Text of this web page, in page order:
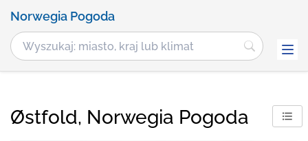
Norwegia Pogoda
Østfold, Norwegia Pogoda